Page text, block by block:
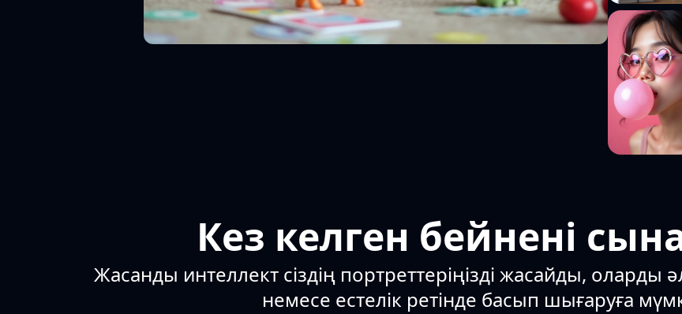
Кез келген бейнені
Жасанды интеллект сіздің портреттеріңізді жасайды, оларды
немесе естелік ретінде басып шығаруға